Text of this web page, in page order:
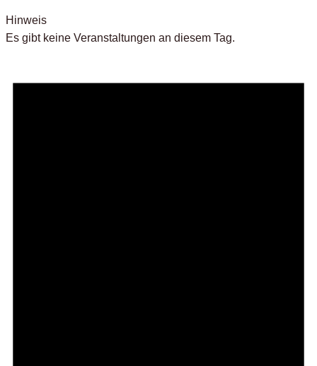
Hinweis
Es gibt keine Veranstaltungen an diesem Tag.